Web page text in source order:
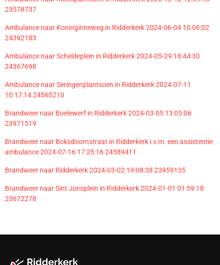
23578737
Ambulance naar Koninginneweg in Ridderkerk 2024-06-04 10:06:02
24392183
Ambulance naar Scheldeplein in Ridderkerk 2024-05-29 18:44:30
24367698
Ambulance naar Seringenplantsoen in Ridderkerk 2024-07-11
10:17:14 24565210
Brandweer naar Boelewerf in Ridderkerk 2024-03-05 13:05:06
23971519
Brandweer naar Boksdoornstraat in Ridderkerk i.v.m. een assistentie
ambulance 2024-07-16 17:25:16 24589411
Brandweer naar Ridderkerk 2024-03-02 19:08:38 23959135
Brandweer naar Sint Jorisplein in Ridderkerk 2024-01-01 01:59:18
23672278